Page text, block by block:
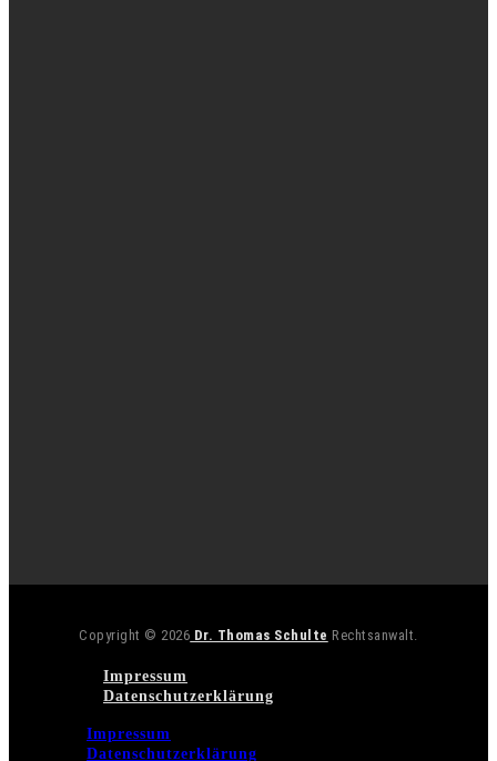
Copyright © 2026 Dr. Thomas Schulte Rechtsanwalt.
Impressum
Datenschutzerklärung
Impressum
Datenschutzerklärung